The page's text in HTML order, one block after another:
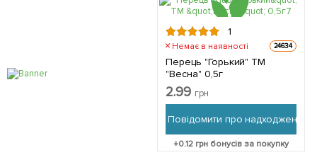
1
Немає в наявності 24634
Перець "Горький" ТМ
"Весна" 0,5г
2.99 грн
Повідомити про надходження
+0.12 грн бонусів за покупку